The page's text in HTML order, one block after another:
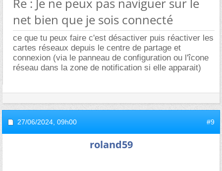
net bien que je sois connecté
ce que tu peux faire c'est désactiver puis réactiver les
cartes réseaux depuis le centre de partage et
connexion (via le panneau de configuration ou l'îcone
réseau dans la zone de notification si elle apparait)
27/06/2024, 09h00 #9
roland59